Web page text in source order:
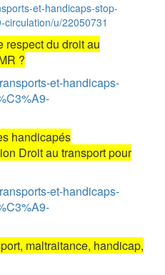
et-handicaps-stop-
u/22050731
respect du droit au
?
et-handicaps-
handicapés
Droit au transport pour
et-handicaps-
maltraitance, handicap,